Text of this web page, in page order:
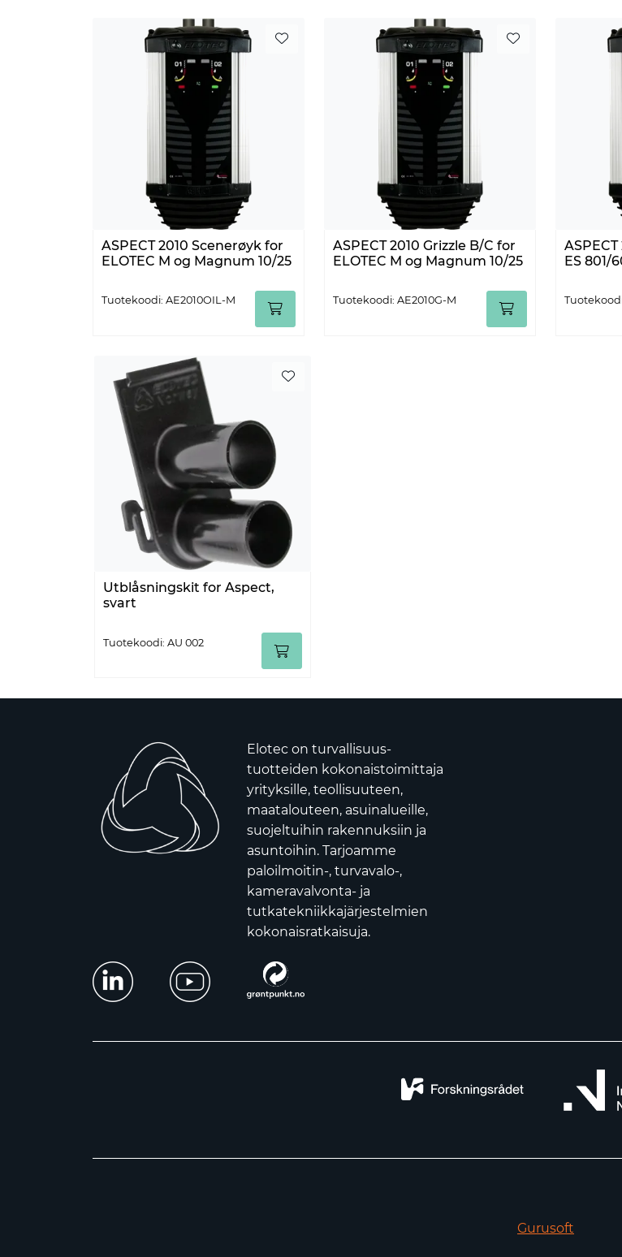
ASPECT 2010 Scenerøyk for
ELOTEC M og Magnum 10/25
Tuotekoodi: AE2010OIL-M
ASPECT 2010 Grizzle B/C for
ELOTEC M og Magnum 10/25
Tuotekoodi: AE2010G-M
ES 801/
Utblåsningskit for Aspect,
svart
Tuotekoodi: AU 002
Elotec on turvallisuus-
tuotteiden kokonaistoimittaja
yrityksille, teollisuuteen,
maatalouteen, asuinalueille,
suojeltuihin rakennuksiin ja
asuntoihin. Tarjoamme
paloilmoitin-, turvavalo-,
kameravalvonta- ja
tutkatekniikkajärjestelmien
kokonaisratkaisuja.
Gurusoft